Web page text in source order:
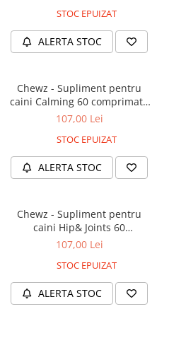
STOC EPUIZAT
ALERTA STOC
Chewz - Supliment pentru
caini Calming 60 comprimate
masticabile
107,00 Lei
STOC EPUIZAT
ALERTA STOC
Chewz - Supliment pentru
caini Hip& Joints 60
comprimate masticabile
107,00 Lei
STOC EPUIZAT
ALERTA STOC